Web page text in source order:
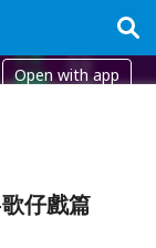
Open with app
仔戲篇